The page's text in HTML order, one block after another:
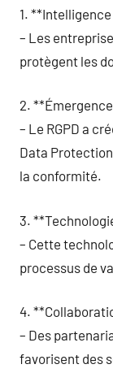
1.
– Les
protègent les
2.
– Le RGPD a
Data
la conformité.
3.
– Cette
processus de
4.
– Des
favorisent des